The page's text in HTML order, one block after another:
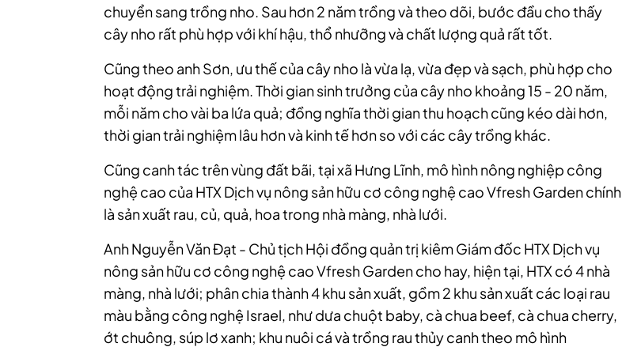
chuyển sang trồng nho. Sau hơn 2 năm trồng và theo dõi, bước đầu cho thấy
cây nho rất phù hợp với khí hậu, thổ nhưỡng và chất lượng quả rất tốt.
Cũng theo anh Sơn, ưu thế của cây nho là vừa lạ, vừa đẹp và sạch, phù hợp cho
hoạt động trải nghiệm. Thời gian sinh trưởng của cây nho khoảng 15 - 20 năm,
mỗi năm cho vài ba lứa quả; đồng nghĩa thời gian thu hoạch cũng kéo dài hơn,
thời gian trải nghiệm lâu hơn và kinh tế hơn so với các cây trồng khác.
Cũng canh tác trên vùng đất bãi, tại xã Hưng Lĩnh, mô hình nông nghiệp công
nghệ cao của HTX Dịch vụ nông sản hữu cơ công nghệ cao Vfresh Garden chính
là sản xuất rau, củ, quả, hoa trong nhà màng, nhà lưới.
Anh Nguyễn Văn Đạt - Chủ tịch Hội đồng quản trị kiêm Giám đốc HTX Dịch vụ
nông sản hữu cơ công nghệ cao Vfresh Garden cho hay, hiện tại, HTX có 4 nhà
màng, nhà lưới; phân chia thành 4 khu sản xuất, gồm 2 khu sản xuất các loại rau
màu bằng công nghệ Israel, như dưa chuột baby, cà chua beef, cà chua cherry,
ớt chuông, súp lơ xanh; khu nuôi cá và trồng rau thủy canh theo mô hình